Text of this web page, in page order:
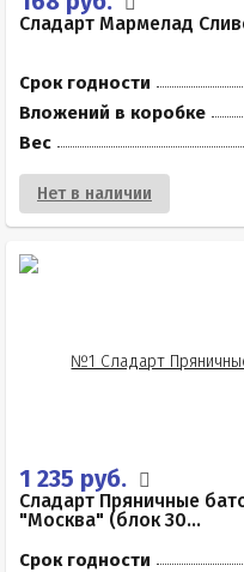
Сладарт Мармелад
Срок годности
Вложений в коробке
Вес
Нет в наличии
1 235 руб.
Сладарт Пряничные
"Москва" (блок 30...
Срок годности